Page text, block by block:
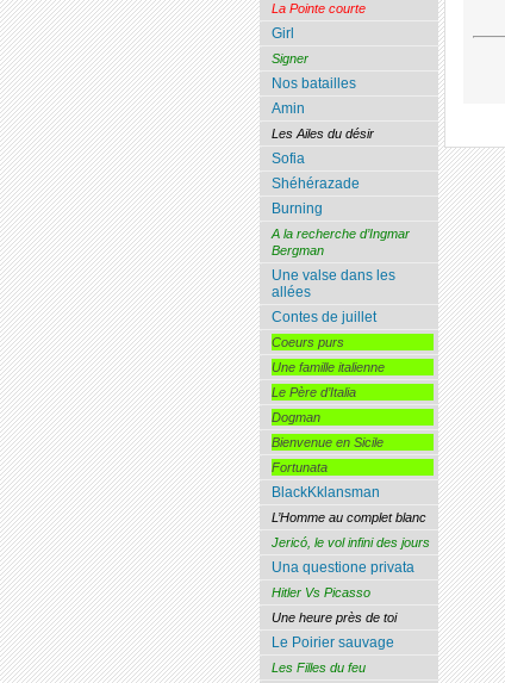
La Pointe courte
Girl
Signer
Nos batailles
Amin
Les Ailes du désir
Sofia
Shéhérazade
Burning
A la recherche d’Ingmar
Bergman
Une valse dans les
allées
Contes de juillet
Coeurs purs
Une famille italienne
Le Père d’Italia
Dogman
Bienvenue en Sicile
Fortunata
BlackKklansman
L’Homme au complet blanc
Jericó, le vol infini des jours
Una questione privata
Hitler Vs Picasso
Une heure près de toi
Le Poirier sauvage
Les Filles du feu